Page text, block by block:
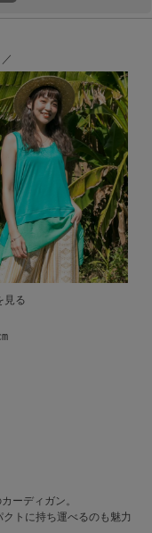
見る
ーディガン。
トに持ち運べるのも魅力